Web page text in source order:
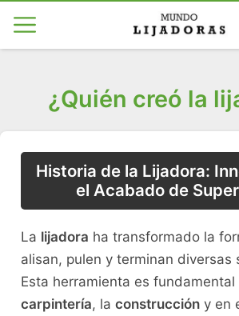
¿Quién creó la
Historia de la Lijadora:
el Acabado de
La lijadora ha transformado la
alisan, pulen y terminan diversas
Esta herramienta es fundamental
carpintería, la construccióny en